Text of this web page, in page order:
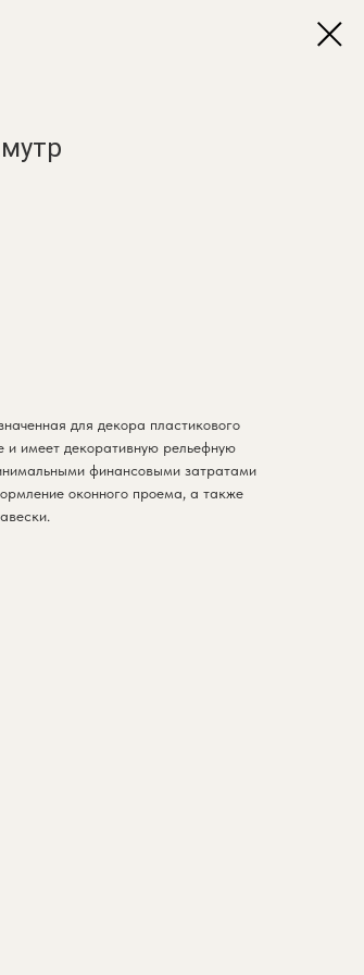
для декора пластикового
и имеет декоративную рельефную
финансовыми затратами
оконного проема, а также